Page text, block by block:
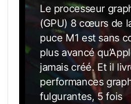
BEAUTÉ
DES
IMAGES,
UNE
PUISSANCE
MONSTRUEUSE.
Le processeur
(GPU) 8 cœurs de
puce M1 est sans
plus avancé
jamais créé. Et il
performances
fulgurantes, 5 fois